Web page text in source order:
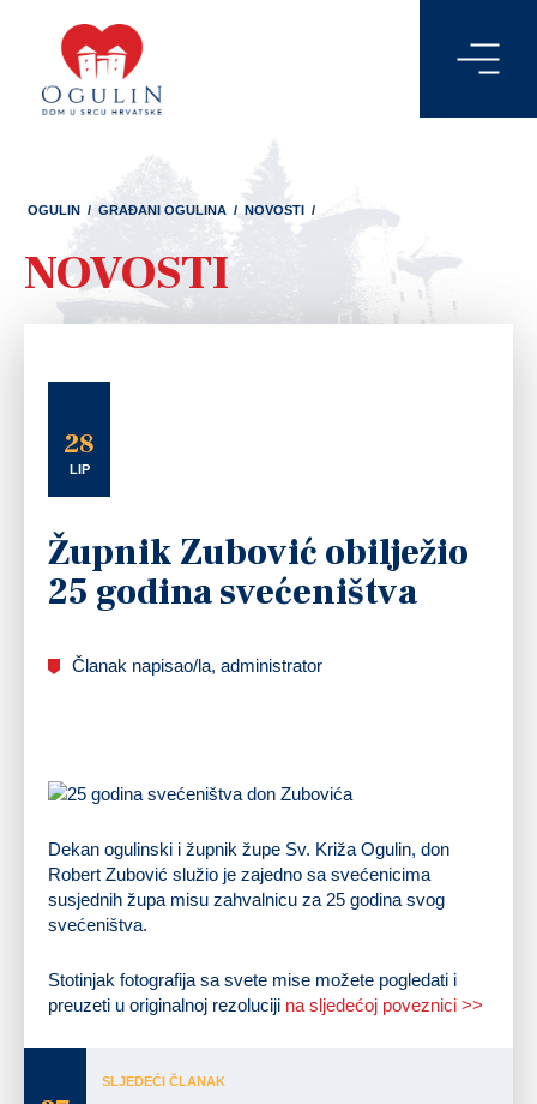
OGULIN / GRAĐANI OGULINA / NOVOSTI /
NOVOSTI
28
LIP
Župnik Zubović obilježio
25 godina svećeništva
Članak napisao/la, administrator
Dekan ogulinski i župnik župe Sv. Križa Ogulin, don
Robert Zubović služio je zajedno sa svećenicima
susjednih župa misu zahvalnicu za 25 godina svog
svećeništva.
Stotinjak fotografija sa svete mise možete pogledati i
preuzeti u originalnoj rezoluciji na sljedećoj poveznici >>
SLJEDEĆI ČLANAK